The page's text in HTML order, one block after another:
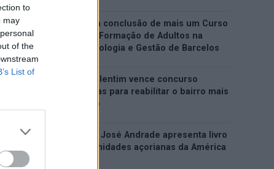
to
may
of the
List of
EMEC celebra a conclusão de mais um Curso
de Educação e Formação de Adultos na
Escola de Tecnologia e Gestão de Barcelos
Atelier Nuno Valentim vence concurso
público de ideias para reabilitar o bairro mais
antigo do Porto
Ponta Delgada: José Andrade apresenta livro
sobre as comunidades açorianas da América